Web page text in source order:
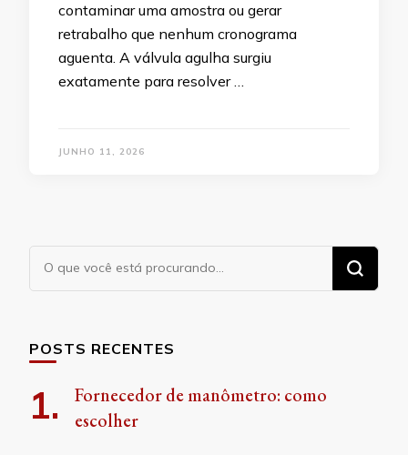
contaminar uma amostra ou gerar
retrabalho que nenhum cronograma
aguenta. A válvula agulha surgiu
exatamente para resolver …
JUNHO 11, 2026
Procurando
algo?
POSTS RECENTES
Fornecedor de manômetro: como
escolher